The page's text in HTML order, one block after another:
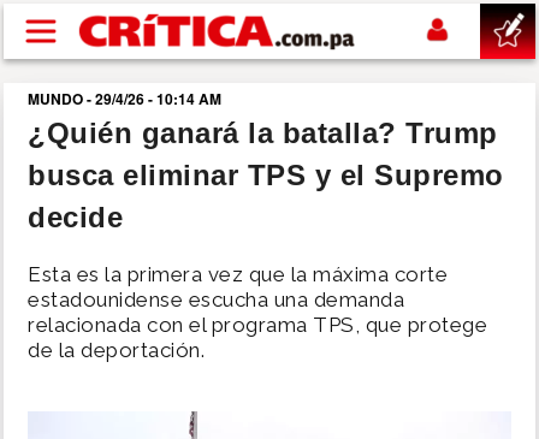
Pasar al contenido principal
buscar
SUCESOS
POLÍTICA
MUNDO - 29/4/26 - 10:14 AM
¿Quién ganará la batalla? Trump
busca eliminar TPS y el Supremo
decide
Esta es la primera vez que la máxima corte
estadounidense escucha una demanda
relacionada con el programa TPS, que protege
de la deportación.